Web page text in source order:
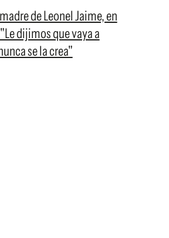
de Leonel Jaime, en
dijimos que vaya a
se la crea"